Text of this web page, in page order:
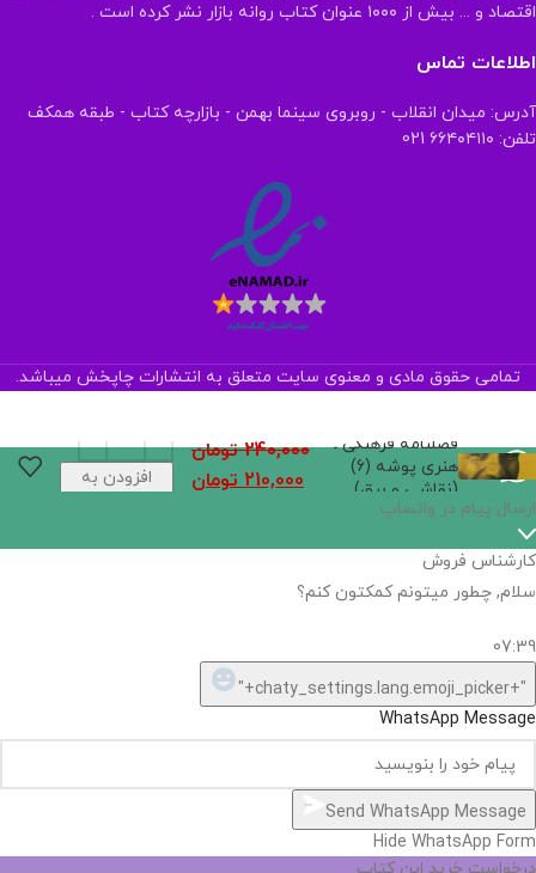
اقتصاد و ... بیش از ۱۰۰۰ عنوان کتاب روانه بازار نشر کرده است .
اطلاعات تماس
آدرس: میدان انقلاب - روبروی سینما بهمن - بازارچه کتاب - طبقه همکف
تلفن: ۶۶۴۰۴۱۱۰ 021
تمامی حقوق مادی و معنوی سایت متعلق به انتشارات چاپخش میباشد.
فصلنامه فرهنگی ـ
هنری پوشه (6)
(نقاشی و برق)
240,000 تومان
210,000 تومان
افزودن به
ارسال پیام در واتساپ
کارشناس فروش
سلام, چطور میتونم کمکتون کنم؟
07:39
"+chaty_settings.lang.emoji_picker+"
WhatsApp Message
Send WhatsApp Message
Hide WhatsApp Form